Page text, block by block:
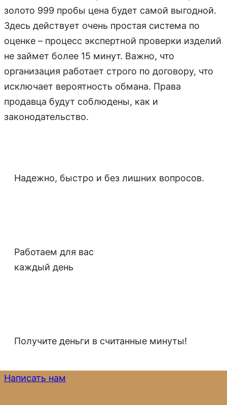
золото 999 пробы цена будет самой выгодной.
Здесь действует очень простая система по
оценке – процесс экспертной проверки изделий
не займет более 15 минут. Важно, что
организация работает строго по договору, что
исключает вероятность обмана. Права
продавца будут соблюдены, как и
законодательство.
Надежно, быстро и без лишних вопросов.
Работаем для вас
каждый день
Получите деньги в считанные минуты!
Написать нам